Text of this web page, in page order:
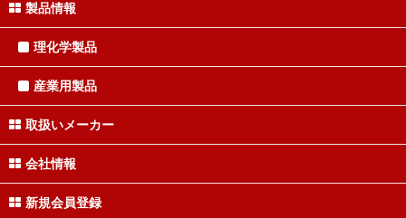
製品情報
理化学製品
産業用製品
取扱いメーカー
会社情報
新規会員登録